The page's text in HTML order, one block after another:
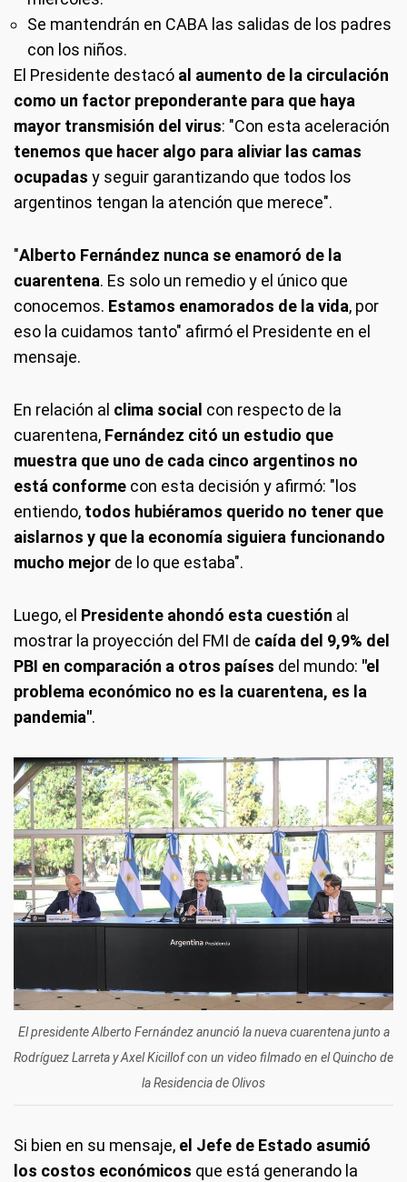
Se mantendrán en CABA las salidas de los padres
con los niños.
El Presidente destacó al aumento de la circulación
como un factor preponderante para que haya
mayor transmisión del virus: "Con esta aceleración
tenemos que hacer algo para aliviar las camas
ocupadas y seguir garantizando que todos los
argentinos tengan la atención que merece".
"Alberto Fernández nunca se enamoró de la
cuarentena. Es solo un remedio y el único que
conocemos. Estamos enamorados de la vida, por
eso la cuidamos tanto" afirmó el Presidente en el
mensaje.
En relación al clima social con respecto de la
cuarentena, Fernández citó un estudio que
muestra que uno de cada cinco argentinos no
está conforme con esta decisión y afirmó: "los
entiendo, todos hubiéramos querido no tener que
aislarnos y que la economía siguiera funcionando
mucho mejor de lo que estaba".
Luego, el Presidente ahondó esta cuestión al
mostrar la proyección del FMI de caída del 9,9% del
PBI en comparación a otros países del mundo: "el
problema económico no es la cuarentena, es la
pandemia".
El presidente Alberto Fernández anunció la nueva cuarentena junto a
Rodríguez Larreta y Axel Kicillof con un video filmado en el Quincho de
la Residencia de Olivos
Si bien en su mensaje, el Jefe de Estado asumió
los costos económicos que está generando la